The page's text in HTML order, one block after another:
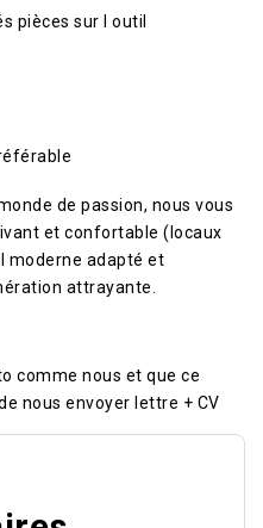
pièces sur l outil
de passion, nous vous
et confortable (locaux
moderne adapté et
attrayante.
comme nous et que ce
nous envoyer lettre + CV